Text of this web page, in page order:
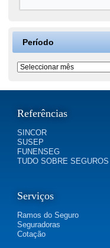
Período
Período
Referências
SINCOR
SUSEP
FUNENSEG
TUDO SOBRE SEGUROS
Serviços
Ramos do Seguro
Seguradoras
Cotação